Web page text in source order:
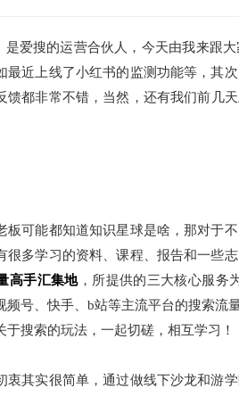
是爱搜的运营合伙人，今天由我来跟
最近上线了小红书的监测功能等，其
馈都非常不错，当然，还有我们前
板可能都知道知识星球是啥，那对于
很多学习的资料、课程、报告和一些
高手汇集地，所提供的三大核心服务
频号、快手、b站等主流平台的搜索流
于搜索的玩法，一起切磋，相互学习！
衷其实很简单，通过做线下沙龙和游